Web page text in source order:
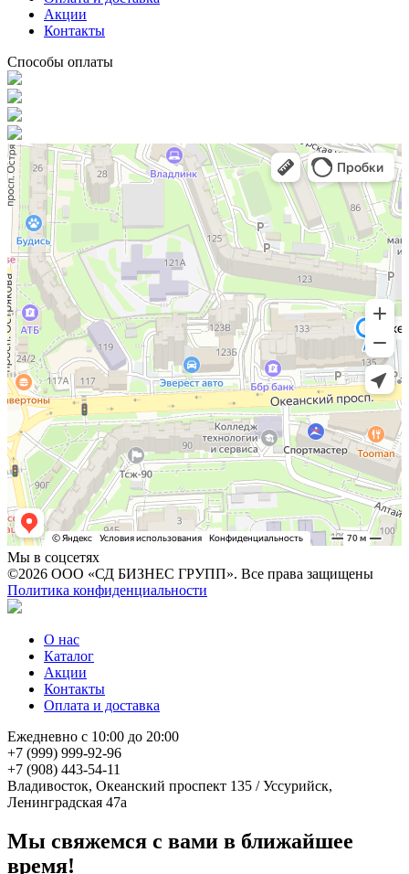
Акции
Контакты
Способы оплаты
Мы в соцсетях
©2026 ООО «СД БИЗНЕС ГРУПП». Все права защищены
Политика конфиденциальности
О нас
Каталог
Акции
Контакты
Оплата и доставка
Ежедневно с 10:00 до 20:00
+7 (999) 999-92-96
+7 (908) 443-54-11
Владивосток, Океанский проспект 135 / Уссурийск,
Ленинградская 47а
Мы свяжемся с вами в ближайшее
время!